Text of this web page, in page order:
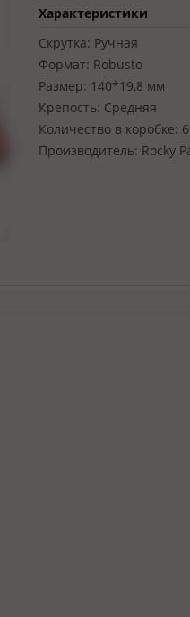
Характеристики
Скрутка: Ручная
Формат: Robusto
Размер: 140*19,8 мм
Крепость: Средняя
Количество в коробке:
Производитель: Rocky